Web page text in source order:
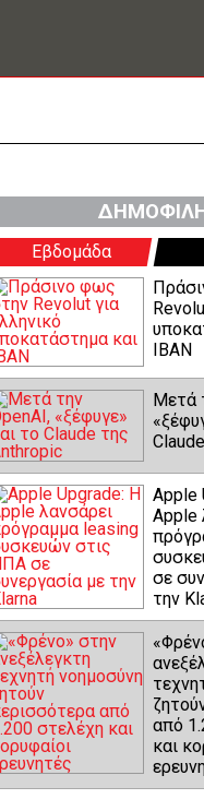
Εβδομάδα
IBAN
Μετά
Apple
Apple
σε
την
από
και